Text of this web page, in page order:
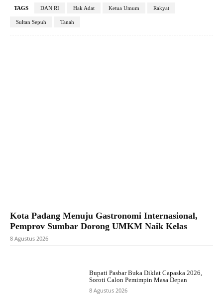
TAGS DAN RI Hak Adat Ketua Umum Rakyat
Sultan Sepuh Tanah
Kota Padang Menuju Gastronomi Internasional,
Pemprov Sumbar Dorong UMKM Naik Kelas
8 Agustus 2026
Bupati Pasbar Buka Diklat Capaska 2026,
Soroti Calon Pemimpin Masa Depan
8 Agustus 2026